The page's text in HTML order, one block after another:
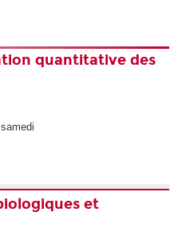
quantitative des
et